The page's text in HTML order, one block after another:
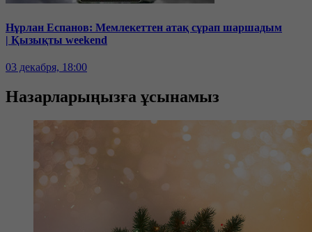
Нұрлан Еспанов: Мемлекеттен атақ сұрап шаршадым
| Қызықты weekend
03 декабря, 18:00
Назарларыңызға ұсынамыз